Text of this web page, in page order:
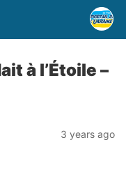
à l’Étoile –
3 years ago